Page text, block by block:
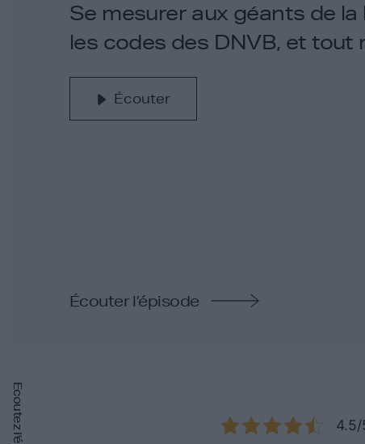
Se mesurer aux géants de la
les codes des DNVB, et tout
Écouter
Écouter l’épisode